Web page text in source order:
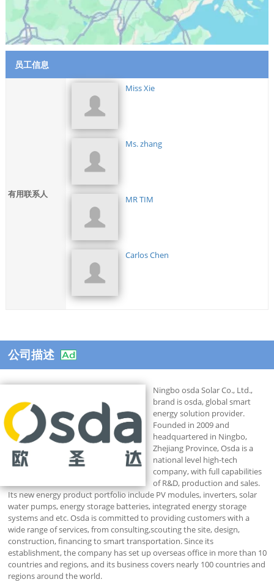
员工信息
有用联系人
Miss Xie
Ms. zhang
MR TIM
Carlos Chen
公司描述
Ningbo osda Solar Co., Ltd.,
brand is osda, global smart
energy solution provider.
Founded in 2009 and
headquartered in Ningbo,
Zhejiang Province, Osda is a
national level high-tech
company, with full capabilities
of R&D, production and sales.
Its new energy product portfolio include PV modules, inverters, solar
water pumps, energy storage batteries, integrated energy storage
systems and etc. Osda is committed to providing customers with a
wide range of services, from consulting,scouting the site, design,
construction, financing to smart transportation. Since its
establishment, the company has set up overseas office in more than 10
countries and regions, and its business covers nearly 100 countries and
regions around the world.